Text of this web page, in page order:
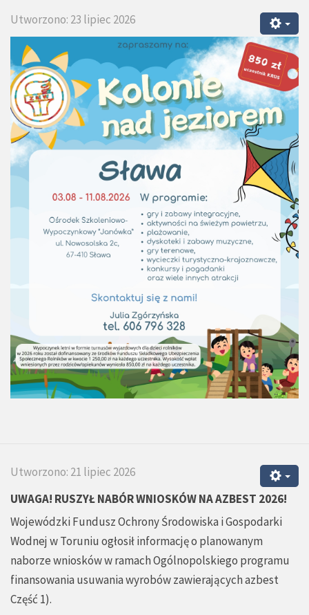
Utworzono: 23 lipiec 2026
Utworzono: 21 lipiec 2026
UWAGA! RUSZYŁ NABÓR WNIOSKÓW NA AZBEST 2026!
Wojewódzki Fundusz Ochrony Środowiska i Gospodarki
Wodnej w Toruniu ogłosił informację o planowanym
naborze wniosków w ramach Ogólnopolskiego programu
finansowania usuwania wyrobów zawierających azbest
Część 1).